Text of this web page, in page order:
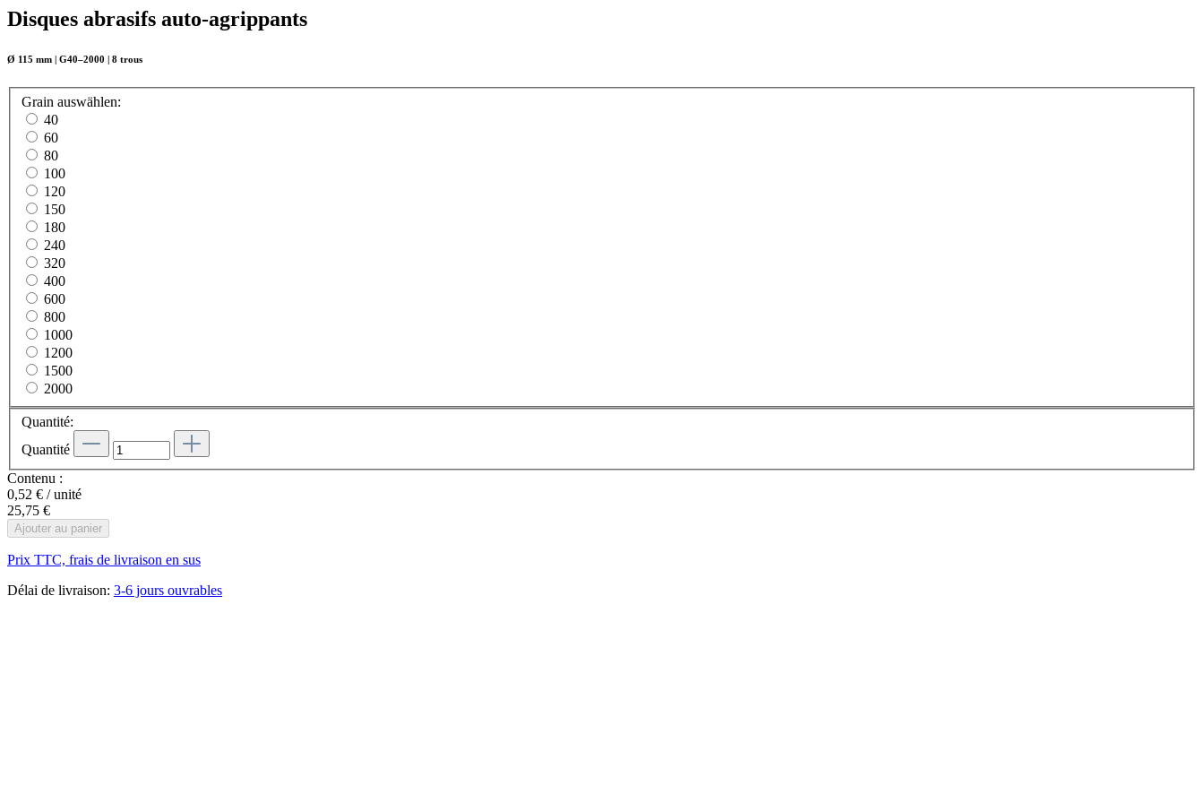
Disques abrasifs auto-agrippants
Ø 115 mm | G40–2000 | 8 trous
Grain auswählen:
40
60
80
100
120
150
180
240
320
400
600
800
1000
1200
1500
2000
Quantité:
Quantité
Contenu :
0,52 € / unité
25,75 €
Ajouter au panier
Prix TTC, frais de livraison en sus
Délai de livraison: 3-6 jours ouvrables